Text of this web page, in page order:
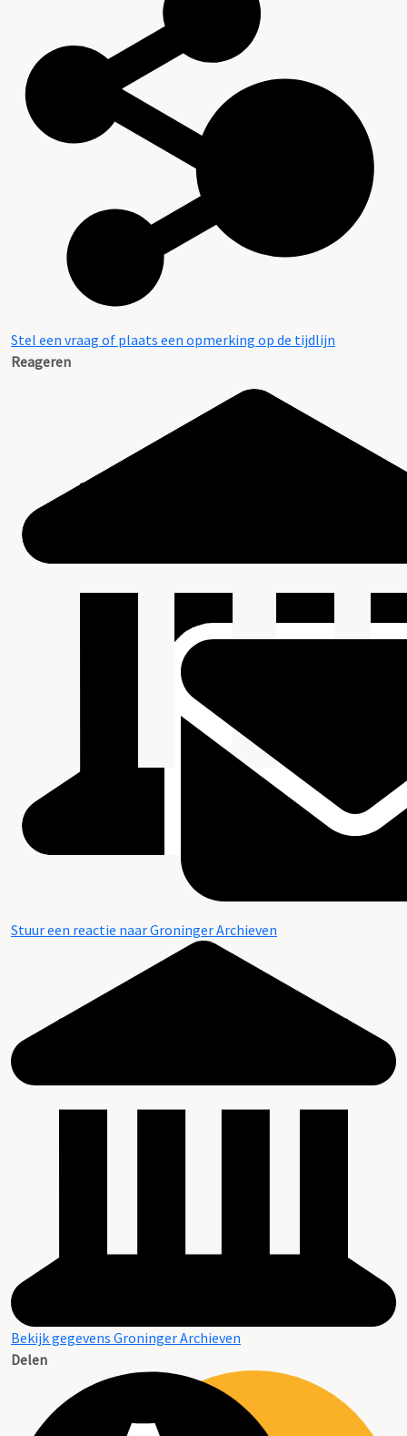
Stel een vraag of plaats een opmerking op de tijdlijn
Reageren
Stuur een reactie naar Groninger Archieven
Bekijk gegevens Groninger Archieven
Delen